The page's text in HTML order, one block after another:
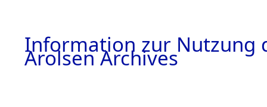
Information zur Nutzung
Arolsen Archives